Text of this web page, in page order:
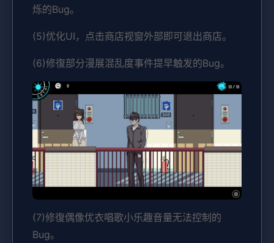
烁的Bug。
(5)优化UI，点击商店视窗外部即可退出商店。
(6)修復部分漫展混乱度事件提早触发的Bug。
(7)修復偶像优衣唱歌小乐趣音量无法控制的
Bug。